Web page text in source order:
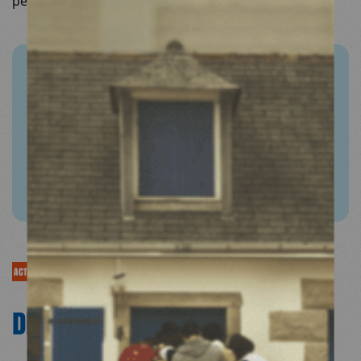
POUR ALLER PLUS LOIN
Le livret de témoignages et de portraits :
ACTUALITÉS
DÉCOUVRIR NOS ACTUALITÉS